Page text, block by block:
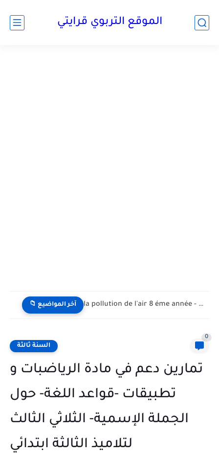
الموقع التربوي قرايتي
📁 آخر المواضيع la pollution de l'air 8 éme année - تلوث الهواء...
السنة ثالثة
0
تمارين دعم في مادة الرياضبات و
تطبيقات -قواعد اللغة- حول
الجملة الإسمية- الثلاثي الثالث
لتلاميذ الثالثة ابتدائي